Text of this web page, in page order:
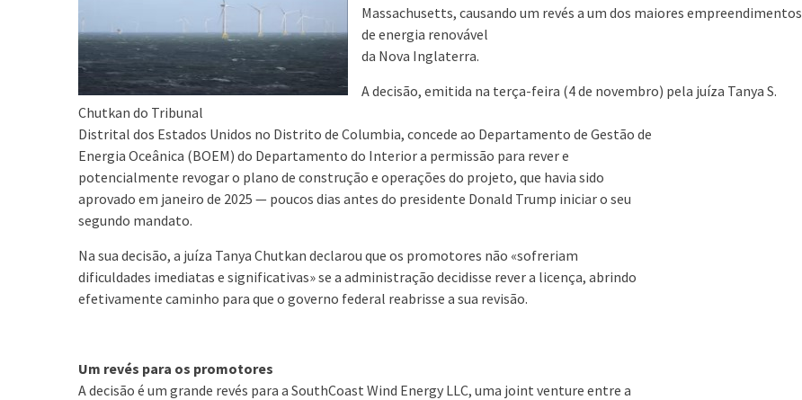
Massachusetts, causando um revés a um dos maiores empreendimentos
de energia renovável
da Nova Inglaterra.
A decisão, emitida na terça-feira (4 de novembro) pela juíza Tanya S.
Chutkan do Tribunal
Distrital dos Estados Unidos no Distrito de Columbia, concede ao Departamento de Gestão de
Energia Oceânica (BOEM) do Departamento do Interior a permissão para rever e
potencialmente revogar o plano de construção e operações do projeto, que havia sido
aprovado em janeiro de 2025 — poucos dias antes do presidente Donald Trump iniciar o seu
segundo mandato.
Na sua decisão, a juíza Tanya Chutkan declarou que os promotores não «sofreriam
dificuldades imediatas e significativas» se a administração decidisse rever a licença, abrindo
efetivamente caminho para que o governo federal reabrisse a sua revisão.
Um revés para os promotores
A decisão é um grande revés para a SouthCoast Wind Energy LLC, uma joint venture entre a